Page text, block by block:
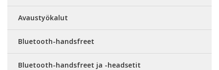
Avaustyökalut
Bluetooth-handsfreet
Bluetooth-handsfreet ja -headsetit